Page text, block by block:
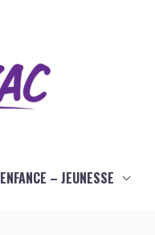
ENFANCE – JEUNESSE